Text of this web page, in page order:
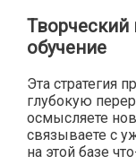
Творческий
обучение
Эта стратегия
глубокую
осмысляете
связываете с
на этой базе